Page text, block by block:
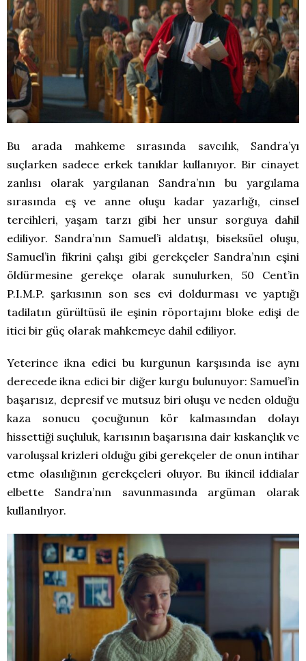
Bu arada mahkeme sırasında savcılık, Sandra’yı
suçlarken sadece erkek tanıklar kullanıyor. Bir cinayet
zanlısı olarak yargılanan Sandra’nın bu yargılama
sırasında eş ve anne oluşu kadar yazarlığı, cinsel
tercihleri, yaşam tarzı gibi her unsur sorguya dahil
ediliyor. Sandra’nın Samuel’i aldatışı, biseksüel oluşu,
Samuel’in fikrini çalışı gibi gerekçeler Sandra’nın eşini
öldürmesine gerekçe olarak sunulurken, 50 Cent’in
P.I.M.P. şarkısının son ses evi doldurması ve yaptığı
tadilatın gürültüsü ile eşinin röportajını bloke edişi de
itici bir güç olarak mahkemeye dahil ediliyor.
Yeterince ikna edici bu kurgunun karşısında ise aynı
derecede ikna edici bir diğer kurgu bulunuyor: Samuel’in
başarısız, depresif ve mutsuz biri oluşu ve neden olduğu
kaza sonucu çocuğunun kör kalmasından dolayı
hissettiği suçluluk, karısının başarısına dair kıskançlık ve
varoluşsal krizleri olduğu gibi gerekçeler de onun intihar
etme olasılığının gerekçeleri oluyor. Bu ikincil iddialar
elbette Sandra’nın savunmasında argüman olarak
kullanılıyor.